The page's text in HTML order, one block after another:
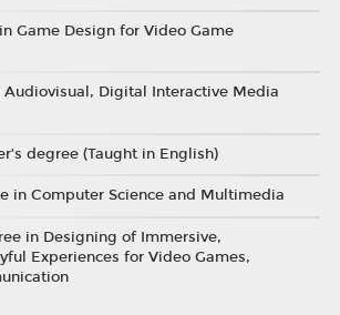
Game Design for Video Game
Digital Interactive Media
degree (Taught in English)
in Computer Science and Multimedia
in Designing of Immersive,
Experiences for Video Games,